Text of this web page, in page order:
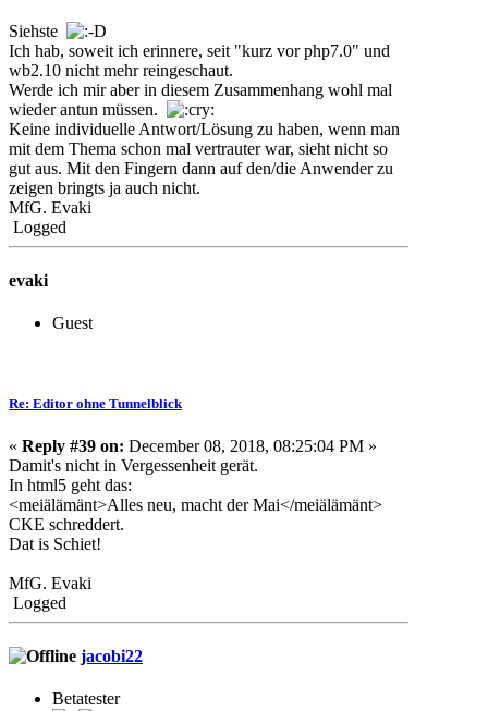
Siehste
Ich hab, soweit ich erinnere, seit "kurz vor php7.0" und
wb2.10 nicht mehr reingeschaut.
Werde ich mir aber in diesem Zusammenhang wohl mal
wieder antun müssen.
Keine individuelle Antwort/Lösung zu haben, wenn man
mit dem Thema schon mal vertrauter war, sieht nicht so
gut aus. Mit den Fingern dann auf den/die Anwender zu
zeigen bringts ja auch nicht.
MfG. Evaki
Logged
evaki
Guest
Re: Editor ohne Tunnelblick
« Reply #39 on: December 08, 2018, 08:25:04 PM »
Damit's nicht in Vergessenheit gerät.
In html5 geht das:
<meiälämänt>Alles neu, macht der Mai</meiälämänt>
CKE schreddert.
Dat is Schiet!
MfG. Evaki
Logged
jacobi22
Betatester